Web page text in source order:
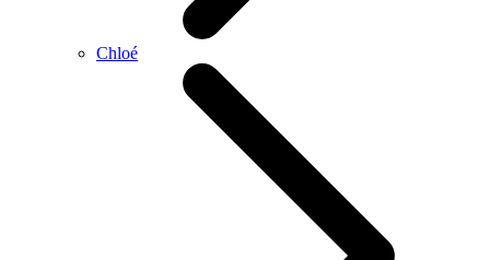
Chloé